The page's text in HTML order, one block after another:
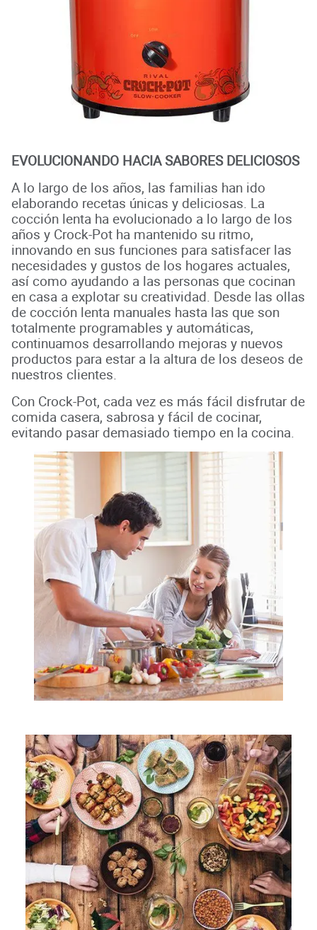
EVOLUCIONANDO HACIA SABORES DELICIOSOS
A lo largo de los años, las familias han ido
elaborando recetas únicas y deliciosas. La
cocción lenta ha evolucionado a lo largo de los
años y Crock-Pot ha mantenido su ritmo,
innovando en sus funciones para satisfacer las
necesidades y gustos de los hogares actuales,
así como ayudando a las personas que cocinan
en casa a explotar su creatividad. Desde las ollas
de cocción lenta manuales hasta las que son
totalmente programables y automáticas,
continuamos desarrollando mejoras y nuevos
productos para estar a la altura de los deseos de
nuestros clientes.
Con Crock-Pot, cada vez es más fácil disfrutar de
comida casera, sabrosa y fácil de cocinar,
evitando pasar demasiado tiempo en la cocina.